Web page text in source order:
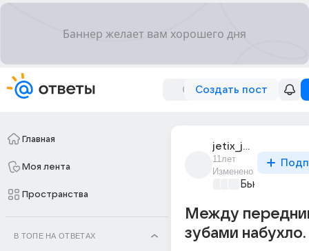
Создать пост
Главная
Моя лента
Пространства
В ТОПЕ НА ОТВЕТАХ
jetix_jetix_4
11лет
Изменено
Бьютилэнд
Между
зубами набухло.